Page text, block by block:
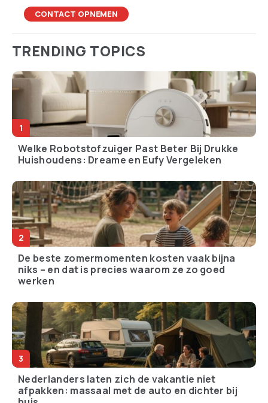
CONTACT OPNEMEN
TRENDING TOPICS
Welke Robotstofzuiger Past Beter Bij Drukke
Huishoudens: Dreame en Eufy Vergeleken
De beste zomermomenten kosten vaak bijna
niks – en dat is precies waarom ze zo goed
werken
Nederlanders laten zich de vakantie niet
afpakken: massaal met de auto en dichter bij